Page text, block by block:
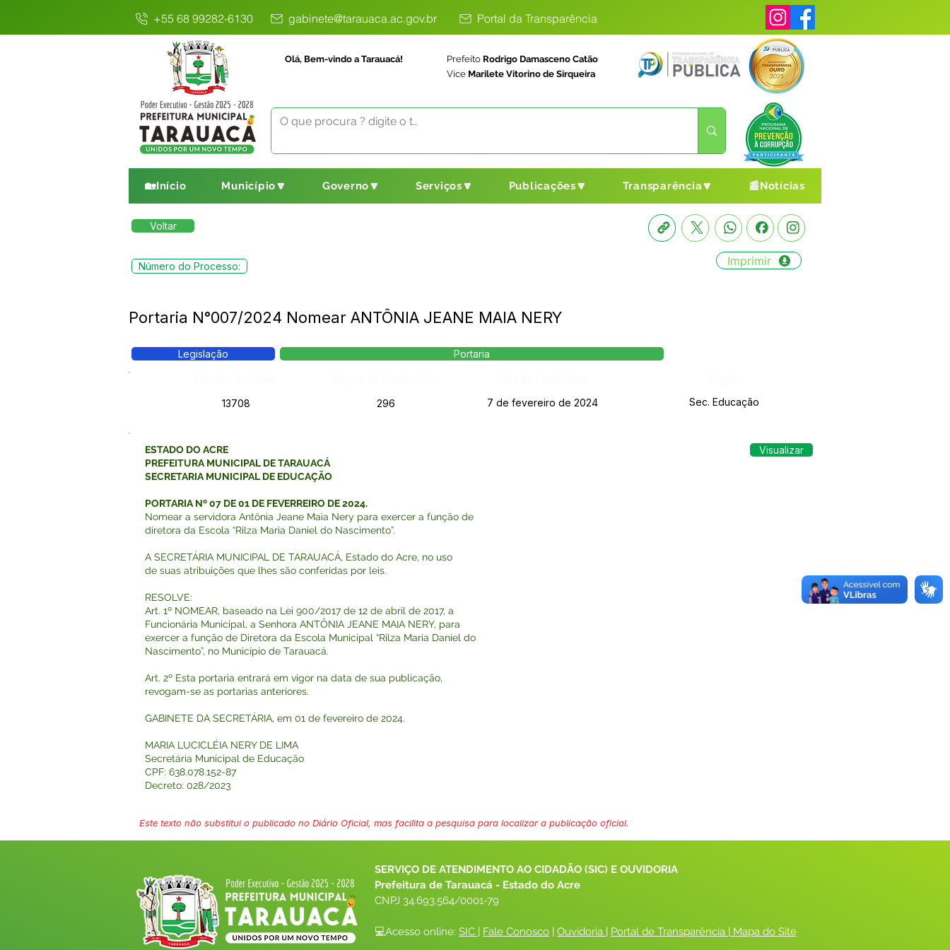
+55 68 99282-6130 gabinete@tarauaca.ac.gov.br Portal da Transparência
Olá, Bem-vindo a Tarauacá! Prefeito Rodrigo Damasceno Catão
Vice Marilete Vitorino de Sirqueira
🏡Início Município🔽 Governo🔽 Serviços🔽 Publicações🔽 Transparência🔽 📰Notícias
Voltar
Número do Processo: Imprimir
Portaria N°007/2024 Nomear ANTÔNIA JEANE MAIA NERY
Legislação Portaria
13708
296 7 de fevereiro de 2024 Sec. Educação
ESTADO DO ACRE
PREFEITURA MUNICIPAL DE TARAUACÁ
SECRETARIA MUNICIPAL DE EDUCAÇÃO
PORTARIA Nº 07 DE 01 DE FEVERREIRO DE 2024.
Nomear a servidora Antônia Jeane Maia Nery para exercer a função de
diretora da Escola “Rilza Maria Daniel do Nascimento”.
A SECRETÁRIA MUNICIPAL DE TARAUACÁ, Estado do Acre, no uso
de suas atribuições que lhes são conferidas por leis.
RESOLVE:
Art. 1º NOMEAR, baseado na Lei 900/2017 de 12 de abril de 2017, a
Funcionária Municipal, a Senhora ANTÔNIA JEANE MAIA NERY, para
exercer a função de Diretora da Escola Municipal “Rilza Maria Daniel do
Nascimento”, no Município de Tarauacá.
Art. 2º Esta portaria entrará em vigor na data de sua publicação,
revogam-se as portarias anteriores.
GABINETE DA SECRETÁRIA, em 01 de fevereiro de 2024.
MARIA LUCICLÉIA NERY DE LIMA
Secretária Municipal de Educação
CPF: 638.078.152-87
Decreto: 028/2023
Visualizar
Este texto não substitui o publicado no Diário Oficial, mas facilita a pesquisa para localizar a publicação oficial.
SERVIÇO DE ATENDIMENTO AO CIDADÃO (SIC) E OUVIDORIA
Prefeitura de Tarauacá - Estado do Acre
CNPJ 34.693.564/0001-79
💻Acesso online: SIC | Fale Conosco | Ouvidoria | Portal de Transparência | Mapa do Site